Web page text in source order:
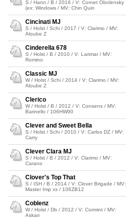
S / Hann / B / 2016 / V: Cornet Obolensky
(ex: Windows / MV: Chin Quin
Cincinati MJ
S / Holst / Schi / 2017 / V: Clarimo / MV:
Aloube Z
Cinderella 678
S / Holst / B / 2010 / V: Larimar / MV:
Romino
Classic MJ
W / Holst / Schi / 2014 / V: Clarimo / MV:
Aloube Z
Clerico
W / Holst / B / 2012 / V: Consens / MV:
Barinello / 106HW90
Clever and Sweet Bella
S / Holst / Schi / 2010 / V: Carlos DZ / MV:
Carry
Clever Clara MJ
S / Holst / B / 2012 / V: Clarimo / MV:
Carano
Clover's Top That
S / ISH / B / 2014 / V: Clover Brigade / MV:
Master Imp xx / 106ZB12
Coblenz
W / Holst / Db / 2012 / V: Cormint / MV:
Askari